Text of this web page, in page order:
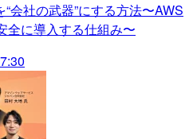
“会社の武器”にする方法〜AWS
全に導入する仕組み〜